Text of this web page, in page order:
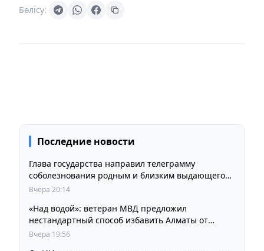
Бөлісу:
Последние новости
Глава государства направил телеграмму
соболезнования родным и близким выдающегося
кинорежиссера Ардака Амиркулова
Вчера 20:14
«Над водой»: ветеран МВД предложил
нестандартный способ избавить Алматы от
пробок и смога
Вчера 19:56